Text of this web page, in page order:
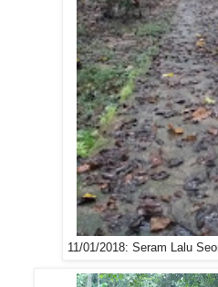
11/01/2018: Seram Lalu